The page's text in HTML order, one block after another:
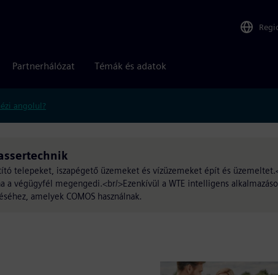
Partnerhálózat Témák és adatok
angolul?
telepeket, iszapégető üzemeket és vízüzemeket épít és
a végügyfél megengedi.<br/>Ezenkívül a WTE intelligens
amelyek COMOS használnak.